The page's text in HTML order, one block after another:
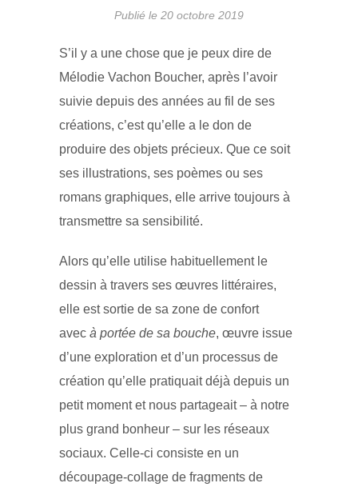
Publié le 20 octobre 2019
S’il y a une chose que je peux dire de
Mélodie Vachon Boucher, après l’avoir
suivie depuis des années au fil de ses
créations, c’est qu’elle a le don de
produire des objets précieux. Que ce soit
ses illustrations, ses poèmes ou ses
romans graphiques, elle arrive toujours à
transmettre sa sensibilité.
Alors qu’elle utilise habituellement le
dessin à travers ses œuvres littéraires,
elle est sortie de sa zone de confort
avec à portée de sa bouche, œuvre issue
d’une exploration et d’un processus de
création qu’elle pratiquait déjà depuis un
petit moment et nous partageait – à notre
plus grand bonheur – sur les réseaux
sociaux. Celle-ci consiste en un
découpage-collage de fragments de